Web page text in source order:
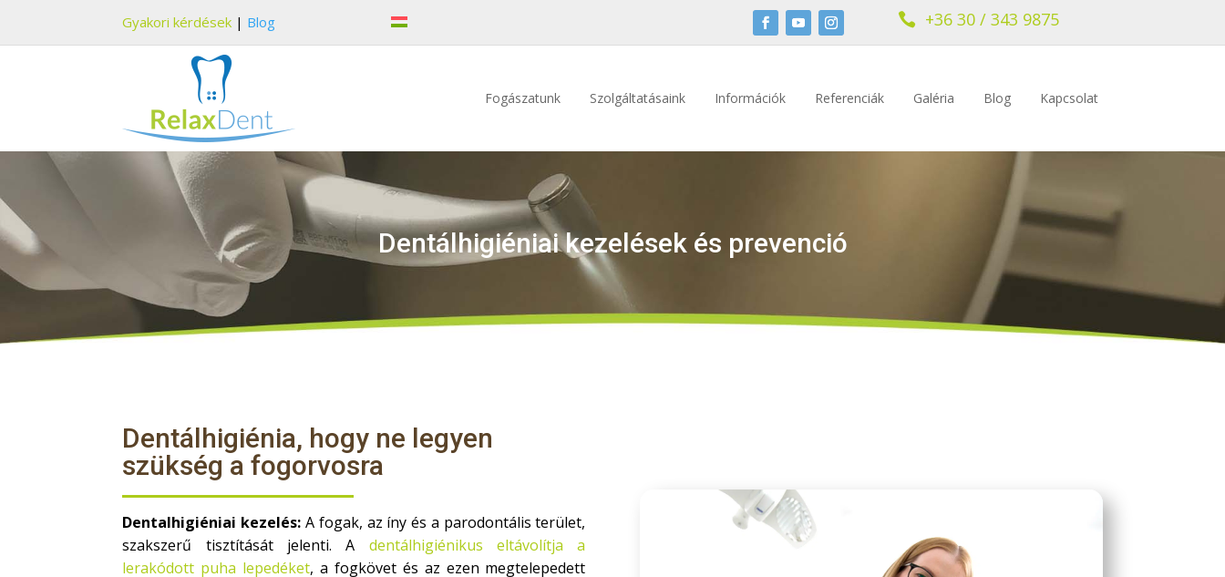
Gyakori kérdések | Blog  +36 30 / 343 9875
Fogászatunk Szolgáltatásaink Információk Referenciák Galéria Blog Kapcsolat
Dentálhigiéniai kezelések és prevenció
Dentálhigiénia, hogy ne legyen
szükség a fogorvosra
Dentalhigiéniai kezelés: A fogak, az íny és a parodontális terület,
szakszerű tisztítását jelenti. A dentálhigiénikus eltávolítja a
lerakódott puha lepedéket, a fogkövet és az ezen megtelepedett